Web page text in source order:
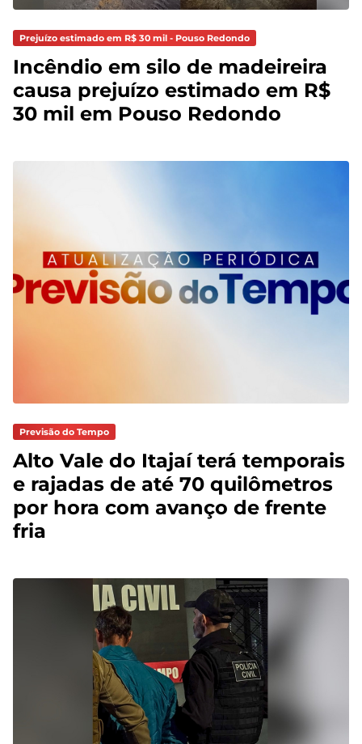
Prejuízo estimado em R$ 30 mil - Pouso Redondo
Incêndio em silo de madeireira
causa prejuízo estimado em R$
30 mil em Pouso Redondo
Previsão do Tempo
Alto Vale do Itajaí terá temporais
e rajadas de até 70 quilômetros
por hora com avanço de frente
fria